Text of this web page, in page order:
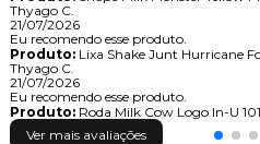
Thyago C.
21/07/2026
Eu recomendo esse produto.
Produto:Lixa Shake Junt Hurricane
Thyago C.
21/07/2026
Eu recomendo esse produto.
Produto:Roda Milk Cow Logo In-U
Ver mais avaliações